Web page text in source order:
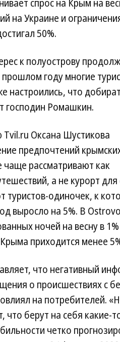
спрос на Крым на
на Украине и
50%.
к полуострову
прошлом году многие
настроились, что
господин Ромашкин.
Оксана Шустикова
предпочтений
чаще рассматривают как
а не курорт
туристов-одиночек, к
выросло на 5%. В
ночей на весну в
приходится менее
что негативный
о происшествиях с
на потребителей.
что берут на себя какие-
четко